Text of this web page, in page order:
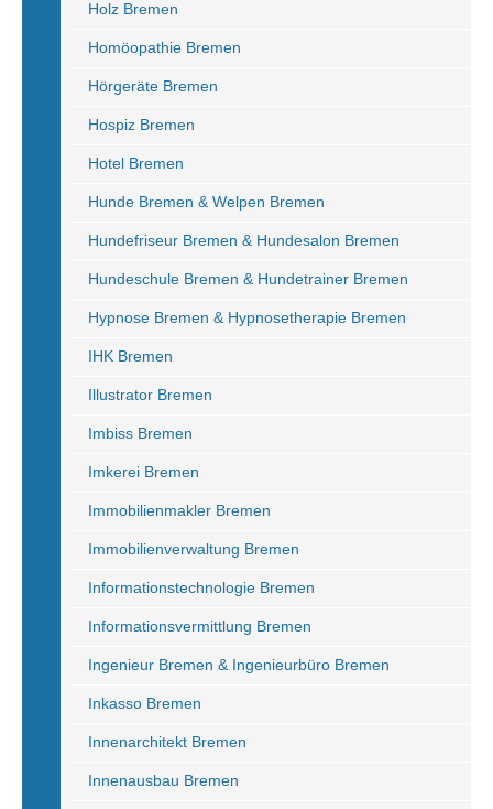
Holz Bremen
Homöopathie Bremen
Hörgeräte Bremen
Hospiz Bremen
Hotel Bremen
Hunde Bremen & Welpen Bremen
Hundefriseur Bremen & Hundesalon Bremen
Hundeschule Bremen & Hundetrainer Bremen
Hypnose Bremen & Hypnosetherapie Bremen
IHK Bremen
Illustrator Bremen
Imbiss Bremen
Imkerei Bremen
Immobilienmakler Bremen
Immobilienverwaltung Bremen
Informationstechnologie Bremen
Informationsvermittlung Bremen
Ingenieur Bremen & Ingenieurbüro Bremen
Inkasso Bremen
Innenarchitekt Bremen
Innenausbau Bremen